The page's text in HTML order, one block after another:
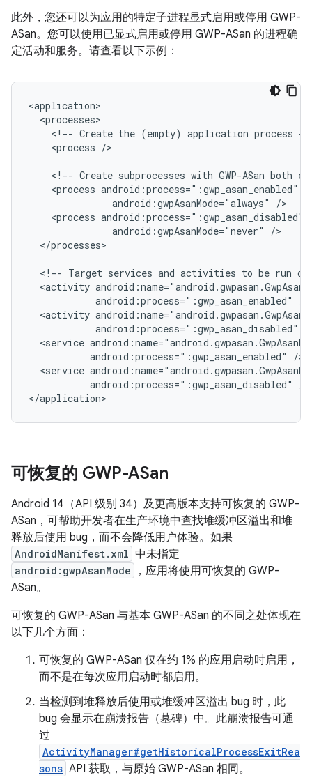
此外，您还可以为应用的特定子进程显式启用或停用 GWP-
ASan。您可以使用已显式启用或停用 GWP-ASan 的进程确
定活动和服务。请查看以下示例：
<!-- Create the (empty) application process
<process />
<!-- Create subprocesses with GWP-ASan both
<process
android:gwpAsanMode="always"
<process
android:gwpAsanMode="never"
</processes>
<!-- Target services and activities to be run on
<activity
android:process=":gwp_asan_enabled"
<activity
android:process=":gwp_asan_disabled"
<service
android:process=":gwp_asan_enabled"
<service
android:process=":gwp_asan_disabled"
</application>
可恢复的 GWP-ASan
Android 14（API 级别 34）及更高版本支持可恢复的 GWP-
ASan，可帮助开发者在生产环境中查找堆缓冲区溢出和堆
释放后使用 bug，而不会降低用户体验。如果
AndroidManifest.xml 中未指定
android:gwpAsanMode
，应用将使用可恢复的 GWP-
ASan。
可恢复的 GWP-ASan 与基本 GWP-ASan 的不同之处体现在
以下几个方面：
可恢复的 GWP-ASan 仅在约 1% 的应用启动时启用，
而不是在每次应用启动时都启用。
当检测到堆释放后使用或堆缓冲区溢出 bug 时，此
bug 会显示在崩溃报告（墓碑）中。此崩溃报告可通
过
ActivityManager#getHistoricalProcessExitRea
sons API 获取，与原始 GWP-ASan 相同。